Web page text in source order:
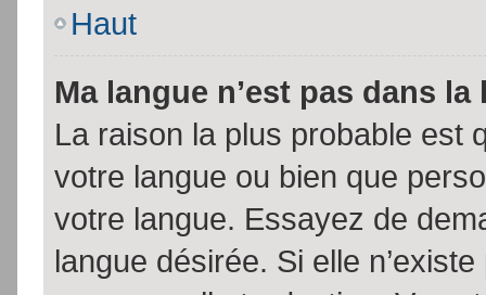
Haut
Ma langue n’est pas dans la
La raison la plus probable est
votre langue ou bien que
votre langue. Essayez de
langue désirée. Si elle